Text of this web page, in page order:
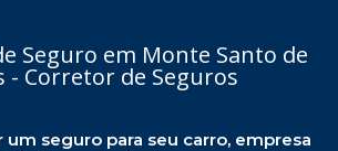
Seguro em Monte Santo de
- Corretor de Seguros
um seguro para seu carro, empresa